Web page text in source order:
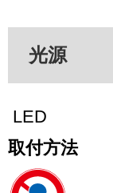
光源
LED
取付方法